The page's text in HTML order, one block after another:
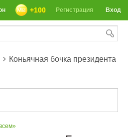
Вход
Регистрация
+100
Коньячная бочка президента